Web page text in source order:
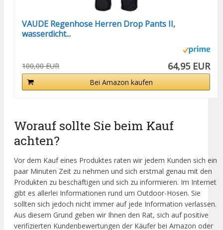
VAUDE Regenhose Herren Drop Pants II,
wasserdicht...
100,00 EUR 64,95 EUR
Bei Amazon kaufen
Worauf sollte Sie beim Kauf
achten?
Vor dem Kauf eines Produktes raten wir jedem Kunden sich ein
paar Minuten Zeit zu nehmen und sich erstmal genau mit den
Produkten zu beschäftigen und sich zu informieren. Im Internet
gibt es allerlei Informationen rund um Outdoor-Hosen. Sie
sollten sich jedoch nicht immer auf jede Information verlassen.
Aus diesem Grund geben wir Ihnen den Rat, sich auf positive
verifizierten Kundenbewertungen der Käufer bei Amazon oder